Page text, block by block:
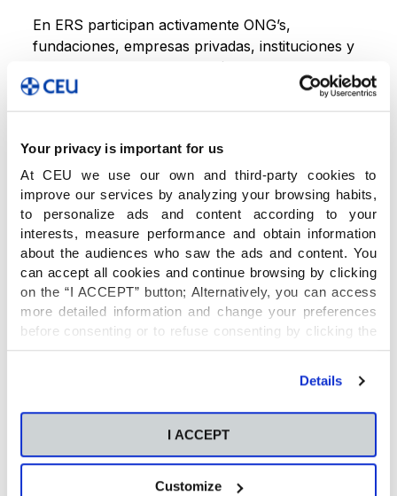
Your privacy is important for us
At CEU we use our own and third-party cookies to
improve our services by analyzing your browsing habits,
to personalize ads and content according to your
interests, measure performance and obtain information
about the audiences who saw the ads and content. You
can accept all cookies and continue browsing by clicking
on the “I ACCEPT” button; Alternatively, you can access
more detailed information and change your preferences
before consenting or to refuse consenting by clicking the
"Personalize" button. For more information you can visit
Details
I ACCEPT
Customize
En ERS participan activamente ONG’s,
fundaciones, empresas privadas, instituciones y
gobiernos, misioneros, el Ejército, Bomberos,
universidades…, que acogen, conviven, enseñan
y comparten su trabajo sobre el terreno con los
programa.
Compartimos esta entrevista que hemos
realizado a nuestros dos alumnos que en verano
viajarán 20 días a la República Dominicana.